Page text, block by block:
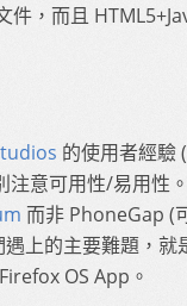
件，而且
的使用者經驗
注意可用性/易用性
而非 PhoneGap (
遇上的主要難題，就
OS App。